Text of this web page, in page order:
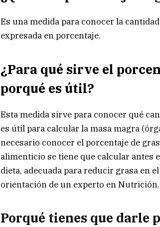
Es una medida para conocer la
expresada en porcentaje.
¿Para qué sirve el
porqué es útil?
Esta medida sirve para conocer qué
es útil para calcular la masa magra
necesario conocer el porcentaje de
alimenticio se tiene que calcular antes
dieta, adecuada para reducir grasa en
orientación de un experto en Nutrición.
Porqué tienes que darle